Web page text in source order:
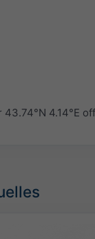
4.14°E